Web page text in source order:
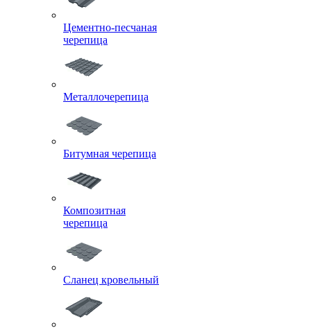
Цементно-песчаная
черепица
Металлочерепица
Битумная черепица
Композитная
черепица
Сланец кровельный